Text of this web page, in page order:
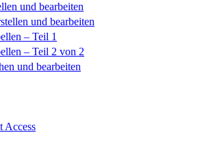
und bearbeiten
und bearbeiten
– Teil 1
– Teil 2 von 2
und bearbeiten
Access